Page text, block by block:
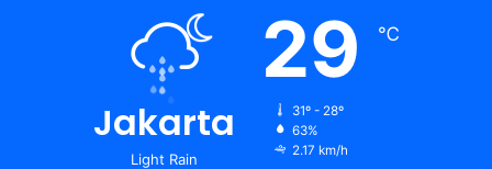
Jakarta
Light Rain
29 ℃
31º - 28º
63%
2.17 km/h